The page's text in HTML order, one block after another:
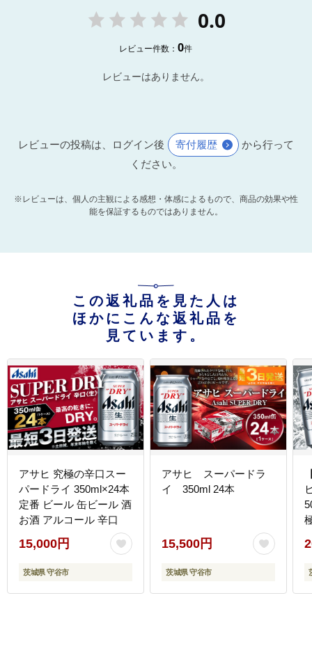
0.0
レビュー件数：0件
レビューはありません。
レビューの投稿は、ログイン後 寄付履歴
から行って
ください。
※レビューは、個人の主観による感想・体感によるもので、商品の効果や性
能を保証するものではありません。
この返礼品を見た人は
ほかにこんな返礼品を
見ています。
アサヒ 究極の辛口スー
パードライ 350ml×24本
定番 ビール 缶ビール 酒
お酒 アルコール 辛口
15,000円
茨城県 守谷市
アサヒ スーパードラ
イ 350ml 24本
15,500円
茨城県 守谷市